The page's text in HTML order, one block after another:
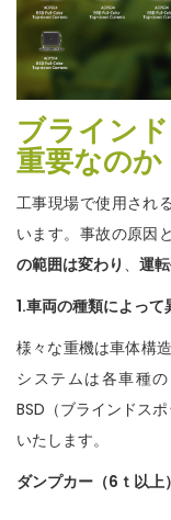
ブライン
重要なのか
工事現場で使用され
います。事故の原因
の範囲は変わり 、 運
1.車両の種類によって
様々な重機は車体構
システムは各車種
BSD（ブラインドス
いたします。
ダンプカー（6ｔ以上）